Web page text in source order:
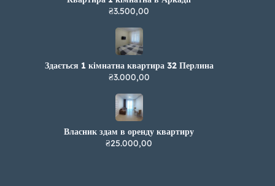
₴3.500,00
Здається 1 кімнатна квартира 32 Перлина
₴3.000,00
Власник здам в оренду квартиру
₴25.000,00